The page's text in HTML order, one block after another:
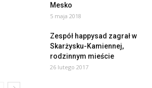
Mesko
5 maja 2018
Zespół happysad zagrał w
Skarżysku-Kamiennej,
rodzinnym mieście
26 lutego 2017